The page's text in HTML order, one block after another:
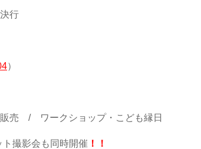
行
）
売 / ワークショップ・こども縁日
ト撮影会も同時開催 ！！